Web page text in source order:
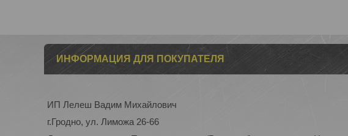
ИНФОРМАЦИЯ ДЛЯ ПОКУПАТЕЛЯ
ИП Лелеш Вадим Михайлович
г.Гродно, ул. Лиможа 26-66